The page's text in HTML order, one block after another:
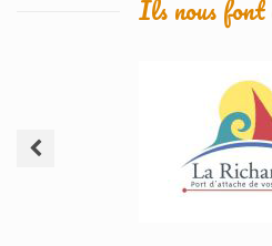
Ils nous font